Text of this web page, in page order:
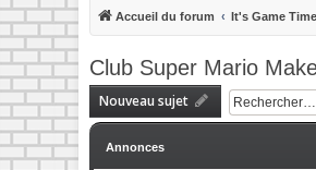
Accueil du forum It's Game
Club Super Mario
Nouveau sujet
Annonces